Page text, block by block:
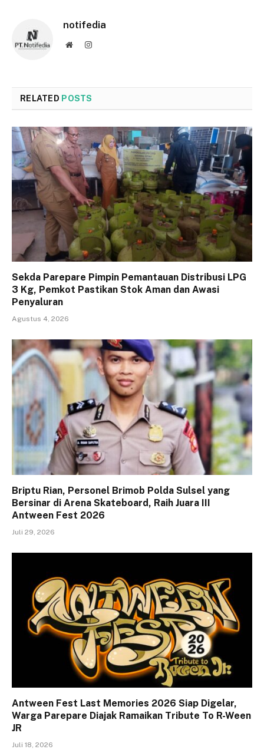
notifedia
WebsiteInstagram
RELATED POSTS
Sekda Parepare Pimpin Pemantauan Distribusi LPG
3 Kg, Pemkot Pastikan Stok Aman dan Awasi
Penyaluran
Agustus 4, 2026
Briptu Rian, Personel Brimob Polda Sulsel yang
Bersinar di Arena Skateboard, Raih Juara III
Antween Fest 2026
Juli 29, 2026
Antween Fest Last Memories 2026 Siap Digelar,
Warga Parepare Diajak Ramaikan Tribute To R-Ween
JR
Juli 18, 2026